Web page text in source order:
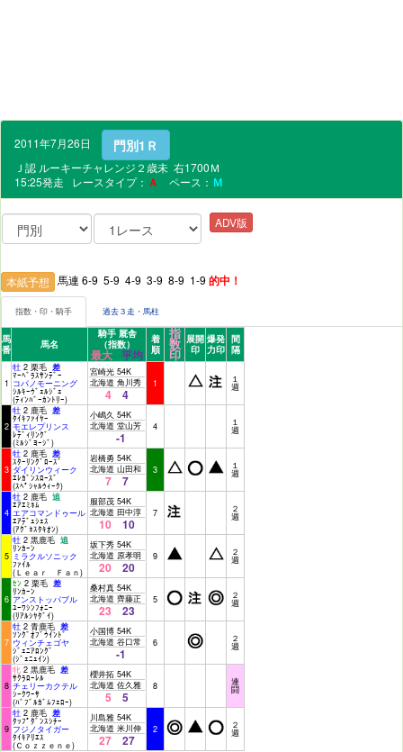
2011年7月26日 門別1Ｒ
Ｊ認 ルーキーチャレンジ２歳未 右1700Ｍ
15:25発走 レースタイプ： Ａ ペース： Ｍ
ADV版
本紙予想 馬連 6-9 5-9 4-9 3-9 8-9 1-9 的中！
指数・印・騎手 過去３走・馬柱
馬
番
馬名
騎手 厩舎
（指数）
最大 平均
着
順
指
数
印
展開
印
爆発
力印
間
隔
1
牡 2 栗毛 差
ﾏｰﾍﾞﾗｽｻﾝﾃﾞｰ
コパノモーニング
ｼﾙｷｰｳﾞｪﾙｼﾞｪ
(ﾃｨﾝﾊﾞｰｶﾝﾄﾘｰ)
宮崎光 54K
北海道 角川秀
4 4
1 １
週
2
牡 2 鹿毛 差
ﾀｲｷﾌｧｲﾔｰ
モエレプリンス
ﾚﾃﾞｨﾘﾝｸﾞ
(ﾐﾙｼﾞﾖｰｼﾞ)
小嶋久 54K
北海道 堂山芳
-1
4 １
週
3
牡 2 鹿毛 差
ｽﾀｰﾘﾝｸﾞﾛｰｽﾞ
ダイリンウィーク
ｴﾚｶﾞﾝｽﾛｰｽﾞ
(ｽﾍﾟｼｬﾙｳｨｰｸ)
岩橋勇 54K
北海道 山田和
7 7
3 １
週
4
牡 2 鹿毛 追
ｴｱｴﾐﾈﾑ
エアコマンドゥール
ｴｱﾃﾞｭｼｪｽ
(ｱｸﾞﾈｽﾀｷｵﾝ)
服部茂 54K
北海道 田中淳
10 10
7 ２
週
5
牡 2 黒鹿毛 追
ﾘﾝｶｰﾝ
ミラクルソニック
ﾌｧｲﾙ
(Ｌｅａｒ Ｆａｎ)
坂下秀 54K
北海道 原孝明
20 20
9 ２
週
6
ｾﾝ 2 栗毛 差
ﾘﾝｶｰﾝ
アンストッパブル
ﾕｰﾜｼﾝﾌｫﾆｰ
(ﾘｱﾙｼﾔﾀﾞｲ)
桑村真 54K
北海道 齊藤正
23 23
5 ２
週
7
牡 2 青鹿毛 差
ｿﾝｸﾞｵﾌﾞｳｲﾝﾄﾞ
ウィンチェゴヤ
ｼﾞｪﾆｱﾛﾝｸﾞ
(ｼﾞｪﾆｭｲﾝ)
小国博 54K
北海道 谷口常
-1
6 ２
週
8
牝 2 黒鹿毛 差
ｻｸﾗﾛｰﾚﾙ
チェリーカクテル
ｼｰｸﾜｰｻ
(ﾊﾞﾌﾞﾙｶﾞﾑﾌｪﾛｰ)
櫻井拓 54K
北海道 佐久雅
5 5
8 連
闘
9
牡 2 鹿毛 差
ﾀｯﾌﾟﾀﾞﾝｽｼﾁｰ
フジノタイガー
ﾀｲｷｱﾘｴｽ
(Ｃｏｚｚｅｎｅ)
川島雅 54K
北海道 米川伸
27 27
2 ２
週